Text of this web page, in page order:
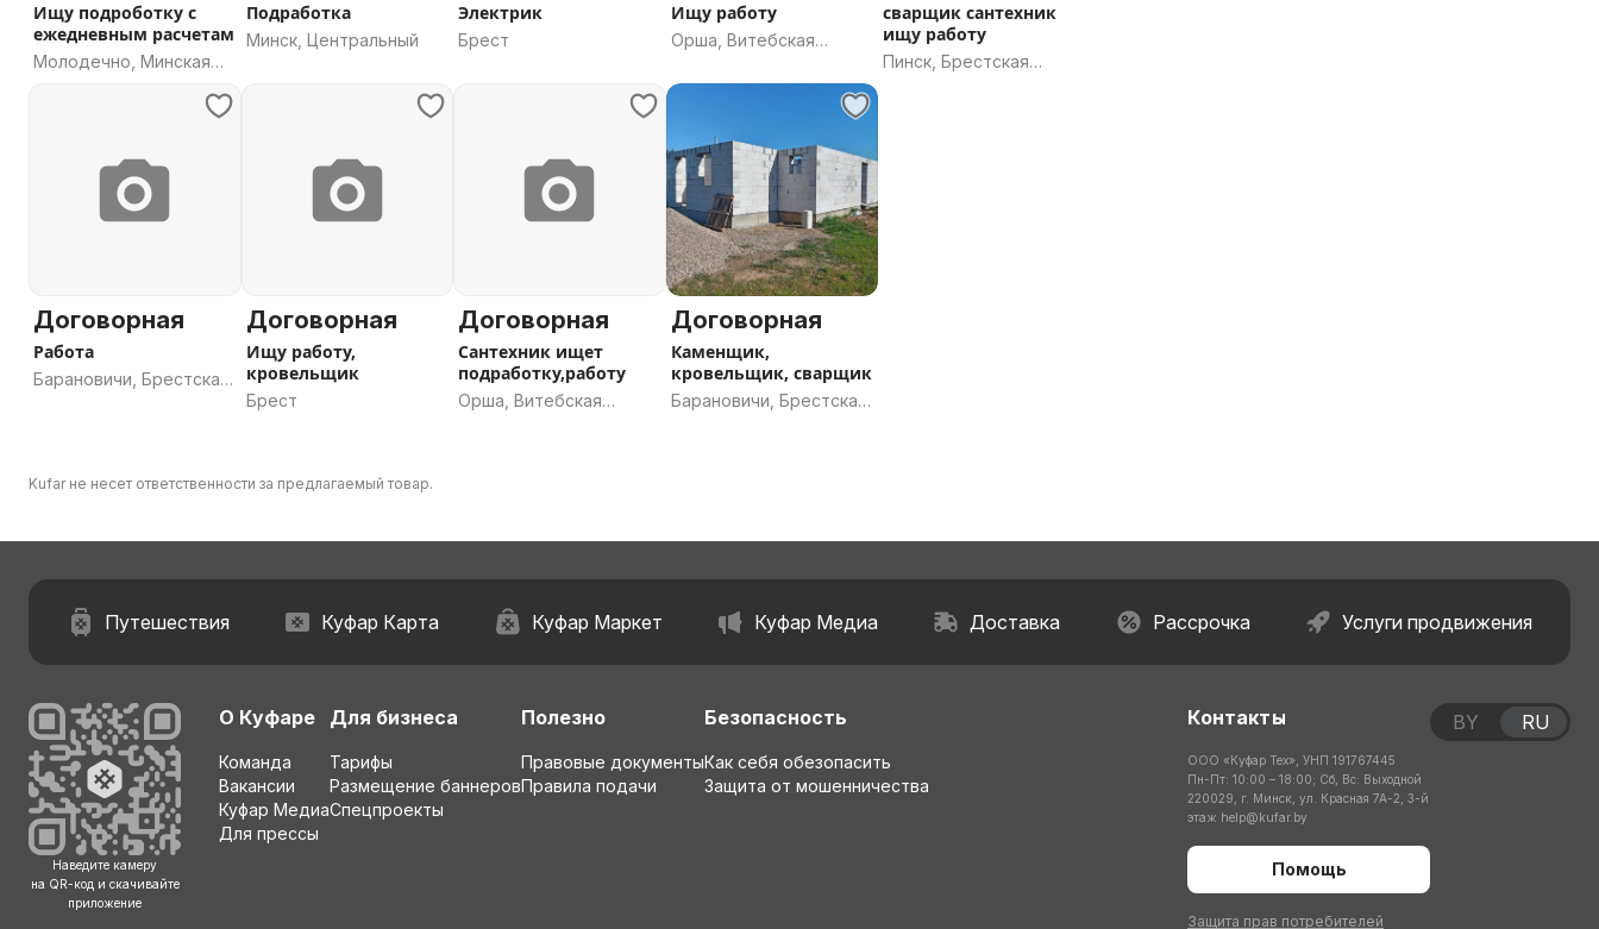
Ищу подроботку с
ежедневным расчетам
Молодечно, Минская
Подработка
Минск, Центральный
Электрик
Брест
Ищу работу
Орша, Витебская
сварщик сантехник
ищу работу
Пинск, Брестская
Договорная
Работа
Барановичи, Брестская
Договорная
Ищу работу,
кровельщик
Брест
Договорная
Сантехник ищет
подработку,работу
Орша, Витебская
Договорная
Каменщик,
кровельщик, сварщик
Барановичи, Брестская
Kufar не несет ответственности за предлагаемый товар.
Путешествия Куфар Карта Куфар Маркет Куфар Медиа Доставка Рассрочка Услуги продвижения
Наведите камеру
на QR-код и скачивайте
приложение
О Куфаре
Команда
Вакансии
Куфар Медиа
Для прессы
Для бизнеса
Тарифы
Размещение баннеров
Спецпроекты
Полезно
Правовые документы
Правила подачи
Безопасность
Как себя обезопасить
Защита от мошенничества
Контакты
ООО «Куфар Тех», УНП 191767445
Пн-Пт: 10:00 – 18:00; Сб, Вс: Выходной
220029, г. Минск, ул. Красная 7А-2, 3-й
этаж help@kufar.by
Помощь
Защита прав потребителей
BY RU